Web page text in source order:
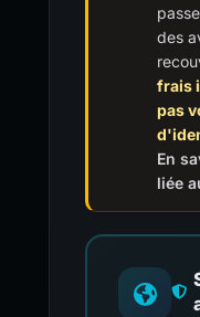
des
frais
pas
En
liée